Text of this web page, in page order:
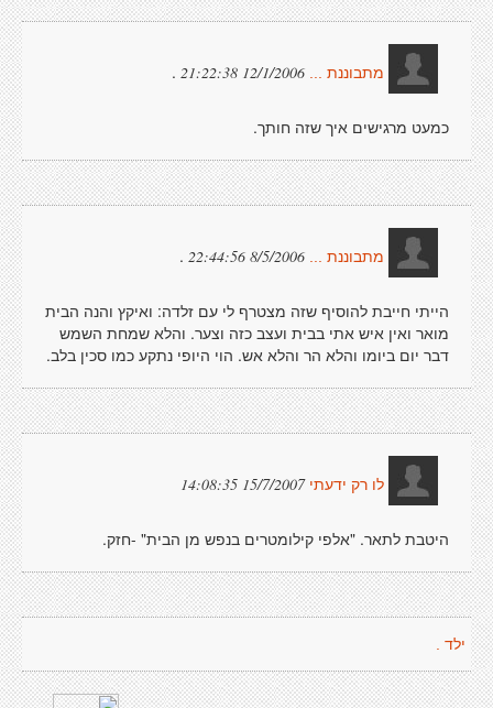
מתבוננת ... 12/1/2006 21:22:38
.
כמעט מרגישים איך שזה חותך.
מתבוננת ... 8/5/2006 22:44:56
.
הייתי חייבת להוסיף שזה מצטרף לי עם זלדה: ואיקץ והנה הבית
מואר ואין איש אתי בבית ועצב כזה וצער. והלא שמחת השמש
דבר יום ביומו והלא הר והלא אש. הוי היופי נתקע כמו סכין בלב.
לו רק ידעתי15/7/2007 14:08:35
היטבת לתאר. "אלפי קילומטרים בנפש מן הבית" -חזק.
ילד .